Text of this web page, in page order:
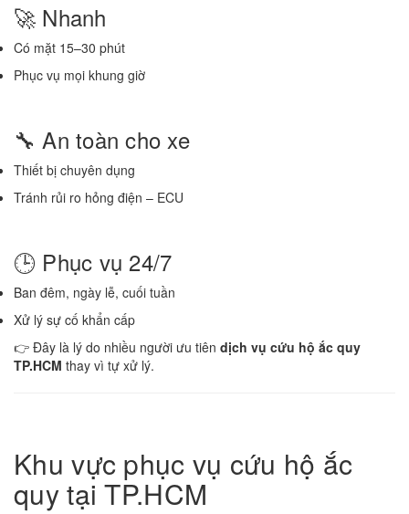
🚀 Nhanh
Có mặt 15–30 phút
Phục vụ mọi khung giờ
🔧 An toàn cho xe
Thiết bị chuyên dụng
Tránh rủi ro hỏng điện – ECU
🕒 Phục vụ 24/7
Ban đêm, ngày lễ, cuối tuần
Xử lý sự cố khẩn cấp
👉 Đây là lý do nhiều người ưu tiên dịch vụ cứu hộ ắc quy
TP.HCM thay vì tự xử lý.
Khu vực phục vụ cứu hộ ắc
quy tại TP.HCM